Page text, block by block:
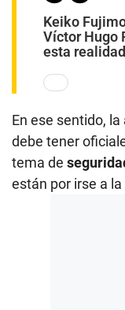
Keiko
Víctor Hugo
esta
En ese sentido,
debe tener
tema de
están por irse a la